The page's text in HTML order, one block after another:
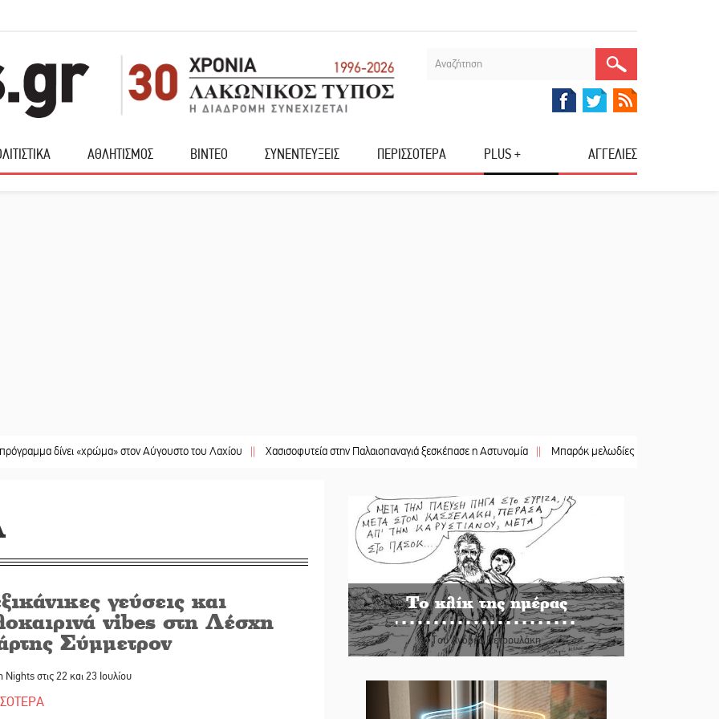
ΑΘΛΗΤΙΣΜΟΣ ΒΙΝΤΕΟ ΣΥΝΕΝΤΕΥΞΕΙΣ ΠΕΡΙΣΣΟΤΕΡΑ PLUS + ΑΓΓΕΛΙΕΣ
«χρώμα» στον Αύγουστο του Λαχίου || Χασισοφυτεία στην Παλαιοπαναγιά ξεσκέπασε η Αστυνομία || Μπαρόκ μελωδίες κάτω από την αυγουστιάτικη
γεύσεις και
vibes στη Λέσχη
Σύμμετρον
Nights στις 22 και 23 Ιουλίου
Το κλίκ της ημέρας
Του Ανδρέα Πετρουλάκη